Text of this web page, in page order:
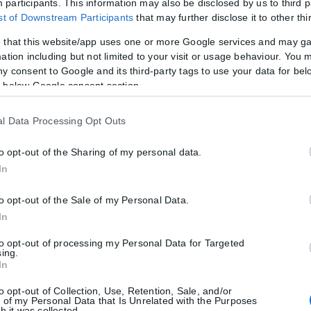
participants. This information may also be disclosed by us to third
of Downstream Participants that may further disclose it to other
that this website/app uses one or more Google services and may
including but not limited to your visit or usage behaviour. You
consent to Google and its third-party tags to use your data for
Google consent section.
Data Processing Opt Outs
opt-out of the Sharing of my personal data.
opt-out of the Sale of my Personal Data.
opt-out of processing my Personal Data for Targeted
opt-out of Collection, Use, Retention, Sale, and/or
of my Personal Data that Is Unrelated with the Purposes
μετά το πέρασμα της πυρκαγιάς
Τετάρτη 5 Αυγούστου, το απόγευμα, αυτοψία στην περιοχή του